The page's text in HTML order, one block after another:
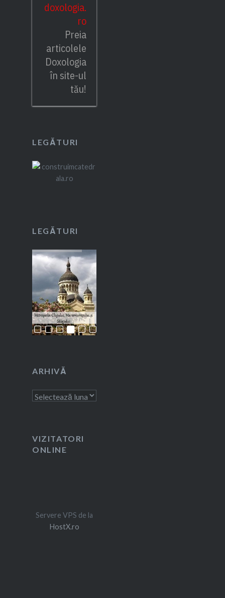
doxologia.
ro
Preia
articolele
Doxologia
în site-ul
tău!
LEGĂTURI
LEGĂTURI
ARHIVĂ
Arhivă
VIZITATORI
ONLINE
Servere VPS de la
HostX.ro